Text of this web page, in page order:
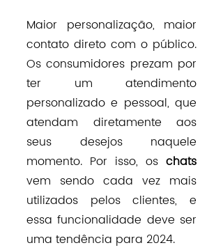
Maior personalização, maior
contato direto com o público.
Os consumidores prezam por
ter um atendimento
personalizado e pessoal, que
atendam diretamente aos
seus desejos naquele
momento. Por isso, os
vem sendo cada vez mais
utilizados pelos clientes, e
essa funcionalidade deve ser
uma tendência para 2024.